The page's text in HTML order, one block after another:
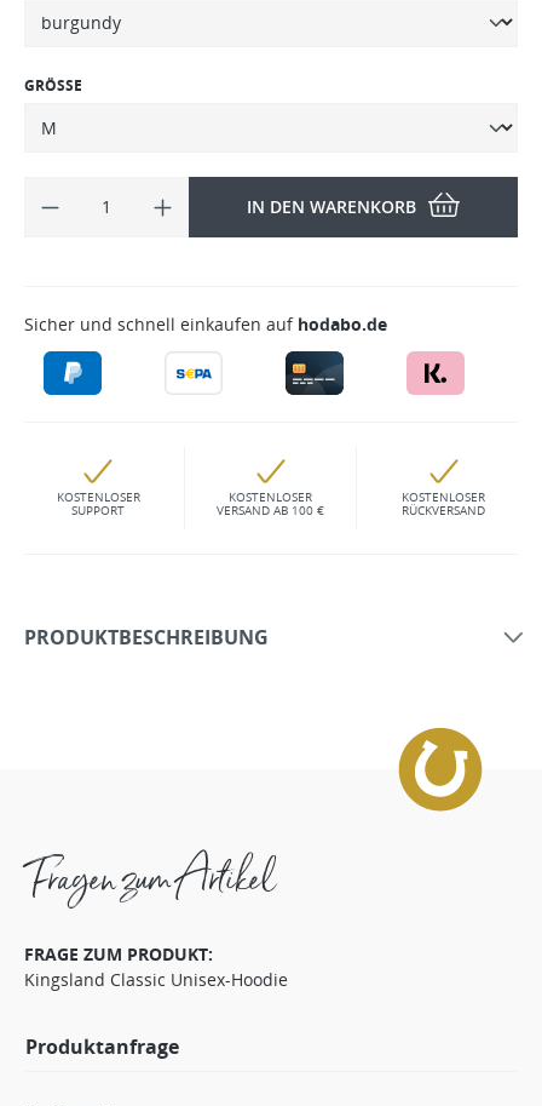
GRÖSSE
IN DEN WARENKORB
Sicher und schnell einkaufen auf hodabo.de
KOSTENLOSER
SUPPORT
KOSTENLOSER
VERSAND AB 100 €
KOSTENLOSER
RÜCKVERSAND
PRODUKTBESCHREIBUNG
Fragen zum Artikel
FRAGE ZUM PRODUKT:
Kingsland Classic Unisex-Hoodie
Produktanfrage